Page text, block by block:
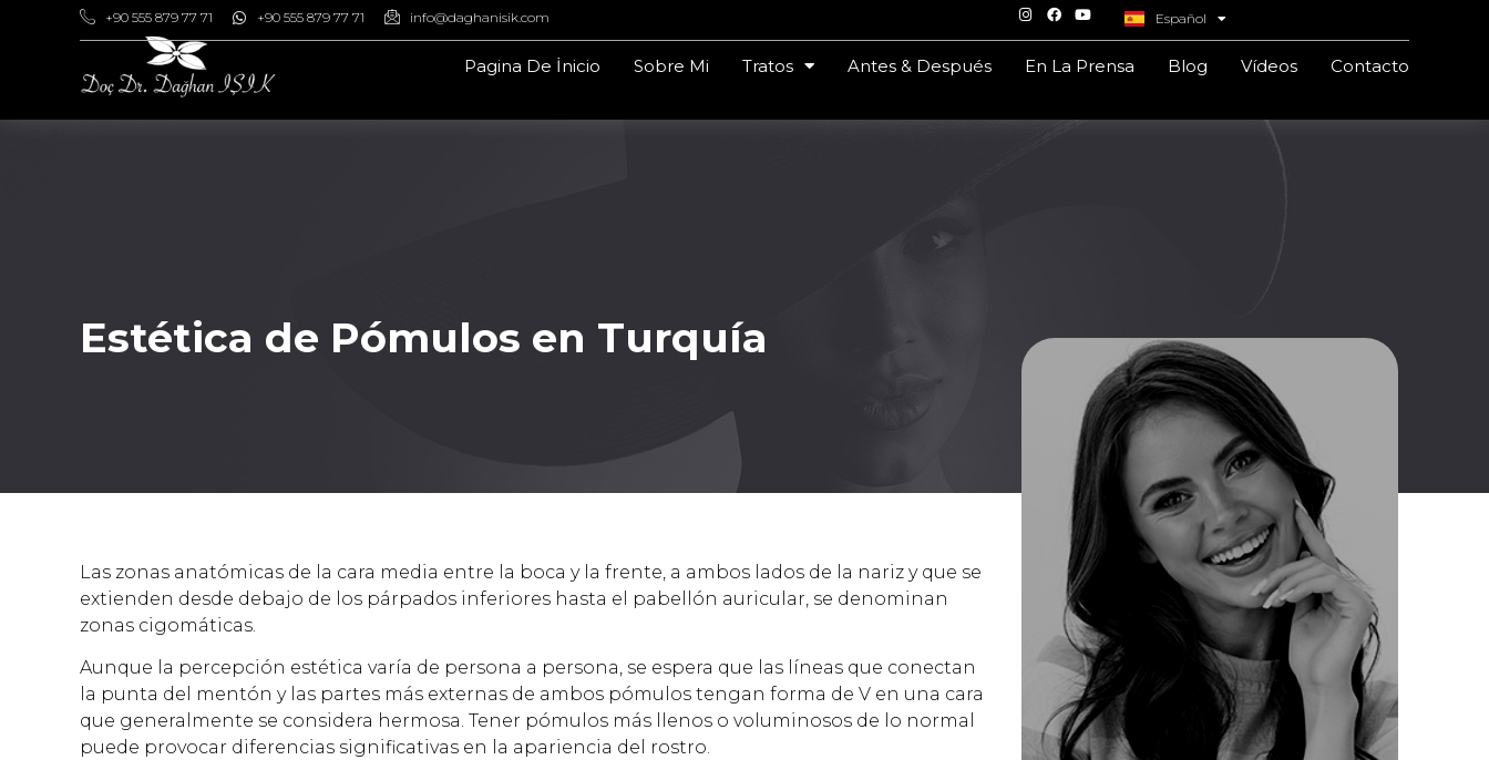
+90 555 879 77 71 +90 555 879 77 71 info@daghanisik.com Español
Italiano
Pagina De İnicio Sobre Mi Tratos Antes & Después En La Prensa Blog Vídeos Contacto
Estética de Pómulos en Turquía
Las zonas anatómicas de la cara media entre la boca y la frente, a ambos lados de la nariz y que se
extienden desde debajo de los párpados inferiores hasta el pabellón auricular, se denominan
zonas cigomáticas.
Aunque la percepción estética varía de persona a persona, se espera que las líneas que conectan
la punta del mentón y las partes más externas de ambos pómulos tengan forma de V en una cara
que generalmente se considera hermosa. Tener pómulos más llenos o voluminosos de lo normal
puede provocar diferencias significativas en la apariencia del rostro.